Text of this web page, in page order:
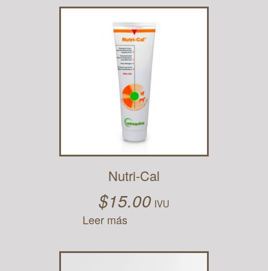
Nutri-Cal
$15.00 IVU
Leer más